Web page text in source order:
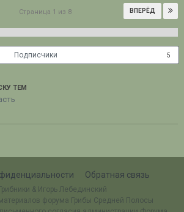
ВПЕРЁД
Страница 1 из 8
Подписчики 5
ТЕМ
Обратная связь
& Игорь Лебединский
форума Грибы Средней Полосы